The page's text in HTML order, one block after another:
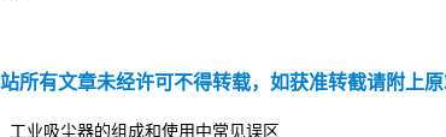
所有文章未经许可不得转载，如获准转截请附上
工业吸尘器的组成和使用中常见误区